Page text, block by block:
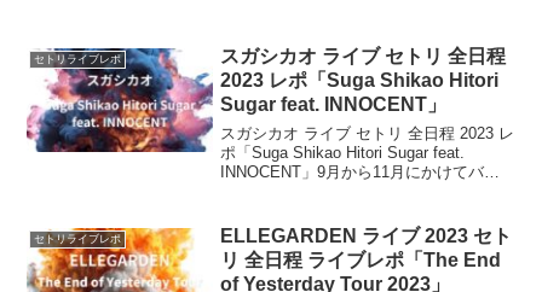
セトリライブレポ
スガシカオ ライブ セトリ 全日程
2023 レポ「Suga Shikao Hitori
Sugar feat. INNOCENT」
スガシカオ ライブ セトリ 全日程 2023 レ
ポ「Suga Shikao Hitori Sugar feat.
INNOCENT」9月から11月にかけてバン
スガ...
セトリライブレポ
ELLEGARDEN ライブ 2023 セト
リ 全日程 ライブレポ「The End
of Yesterday Tour 2023」